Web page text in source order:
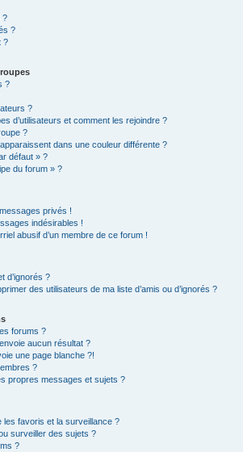
?
?
?
?
?
d’utilisateurs et comment les rejoindre ?
?
dans une couleur différente ?
défaut » ?
du forum » ?
privés !
indésirables !
abusif d’un membre de ce forum !
d’ignorés ?
des utilisateurs de ma liste d’amis ou d’ignorés ?
forums ?
aucun résultat ?
une page blanche ?!
?
propres messages et sujets ?
les favoris et la surveillance ?
surveiller des sujets ?
?